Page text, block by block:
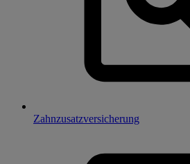
Zahnzusatzversicherung